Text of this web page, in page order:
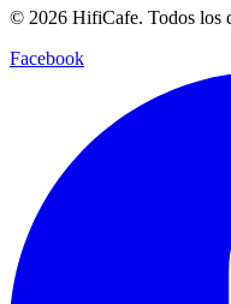
© 2026 HifiCafe. Todos los
Facebook